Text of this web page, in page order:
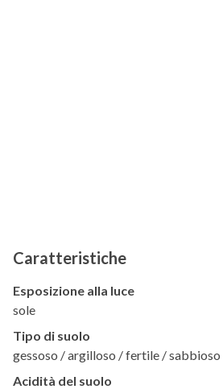
Caratteristiche
Esposizione alla luce
sole
Tipo di suolo
gessoso / argilloso / fertile / sabbioso
Acidità del suolo